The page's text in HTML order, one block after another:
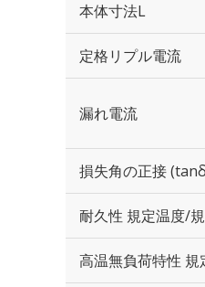
本体寸法L
定格リプル電流
漏れ電流
損失角の正接
耐久性 規定温度/
高温無負荷特性